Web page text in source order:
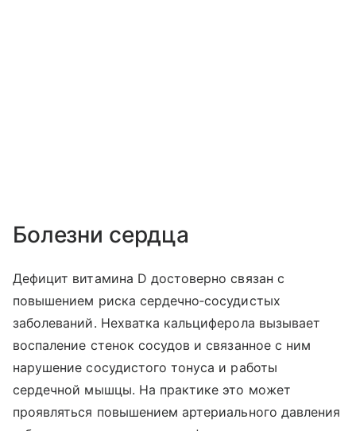
Болезни сердца
Дефицит витамина D достоверно связан с
повышением риска сердечно‑сосудистых
заболеваний. Нехватка кальциферола вызывает
воспаление стенок сосудов и связанное с ним
нарушение сосудистого тонуса и работы
сердечной мышцы. На практике это может
проявляться повышением артериального давления